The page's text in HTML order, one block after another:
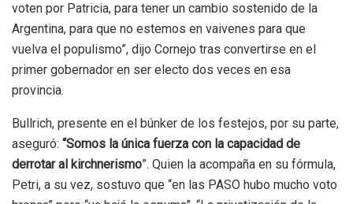
voten por Patricia, para tener un cambio sostenido de la
Argentina, para que no estemos en vaivenes para que
vuelva el populismo”, dijo Cornejo tras convertirse en el
primer gobernador en ser electo dos veces en esa
provincia.
Bullrich, presente en el búnker de los festejos, por su parte,
aseguró: “Somos la única fuerza con la capacidad de
derrotar al kirchnerismo”. Quien la acompaña en su fórmula,
Petri, a su vez, sostuvo que “en las PASO hubo mucho voto